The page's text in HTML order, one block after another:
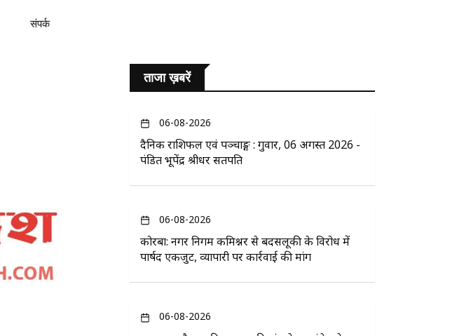
संपर्क
ताजा ख़बरें
06-08-2026
दैनिक राशिफल एवं पञ्चाङ्ग : गुरुवार, 06 अगस्त 2026 -
पंडित भूपेंद्र श्रीधर सतपति
06-08-2026
कोरबा: नगर निगम कमिश्नर से बदसलूकी के विरोध में
पार्षद एकजुट, व्यापारी पर कार्रवाई की मांग
06-08-2026